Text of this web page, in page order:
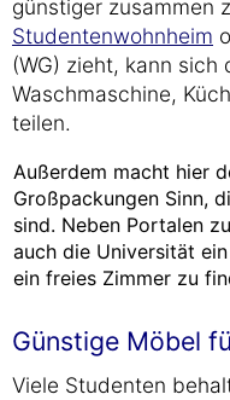
günstiger zusammen
Studentenwohnheim
(WG) zieht, kann sich
Waschmaschine,
teilen.
Außerdem macht hier
Großpackungen Sinn,
sind. Neben Portalen
auch die Universität
ein freies Zimmer zu
Günstige Möbel
Viele Studenten